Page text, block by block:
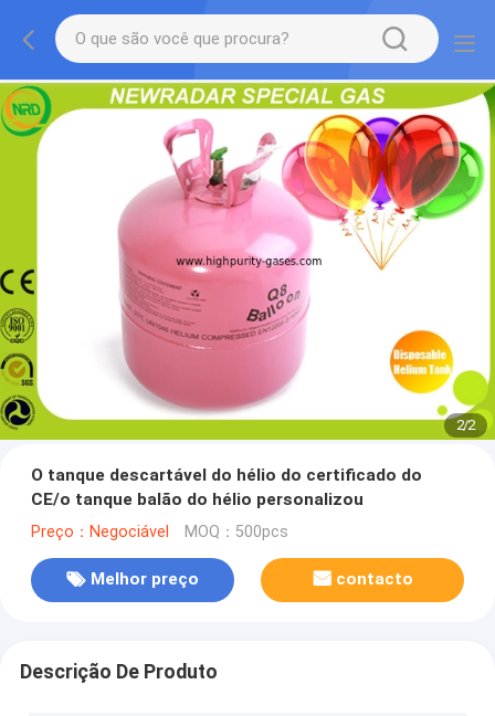
2/2
O tanque descartável do hélio do certificado do
CE/o tanque balão do hélio personalizou
Preço：Negociável MOQ：500pcs
Melhor preço contacto
Descrição De Produto